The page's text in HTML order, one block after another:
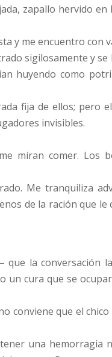
zapallo hervido en
y me encuentro con
sigilosamente y
huyendo como
fija de ellos; pero
invisibles.
miran comer. Los
Me tranquiliza
de la ración que le
la conversación
un cura que se
conviene que el
una hemorragia